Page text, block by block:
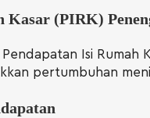
Kasar (PIRK)
Isi
pertumbuhan